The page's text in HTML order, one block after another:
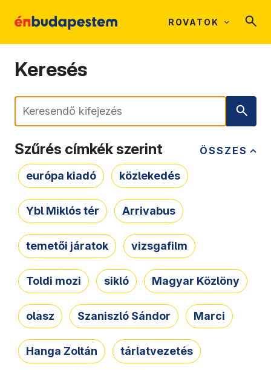
ROVATOK
Keresés
Keresés
ÖSSZES
Szűrés címkék szerint
európa kiadó közlekedés
Ybl Miklós tér Arrivabus
temetői járatok vizsgafilm
Toldi mozi sikló Magyar Közlöny
olasz Szaniszló Sándor Marci
Hanga Zoltán tárlatvezetés